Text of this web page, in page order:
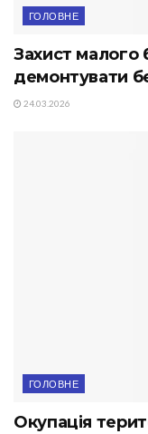
ГОЛОВНЕ
Захист малого
демонтувати
24.03.2026
ГОЛОВНЕ
Окупація